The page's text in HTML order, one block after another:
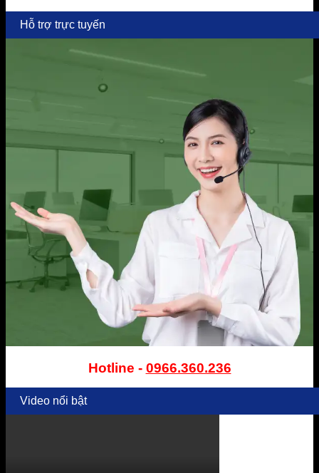
Hỗ trợ trực tuyến
Hotline - 0966.360.236
Video nổi bật